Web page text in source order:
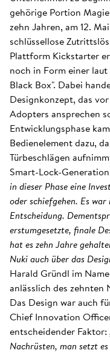
gehörige Portion
zehn Jahren, am 12.
schlüssellose
Plattform Kickstarter
noch in Form einer
Black Box". Dabei
Designkonzept, das
Adopters ansprechen
Entwicklungsphase
Bedienelement dazu,
Türbeschlägen
Smart-Lock-
in dieser Phase eine
oder schiefgehen. Es
Entscheidung.
erstumgesetzte, finale
hat es zehn Jahre
Nuki auch über das
Harald Gründl im
anlässlich des zehnten
Das Design war auch
Chief Innovation
entscheidender Faktor:
Nachrüsten, man setzt